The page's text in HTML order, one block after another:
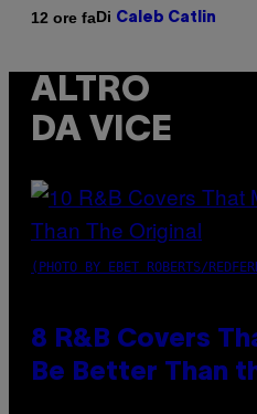
12 ore faDi Caleb Catlin
ALTRO
DA VICE
(PHOTO BY EBET ROBERTS/
8 R&B Covers
Be Better Than